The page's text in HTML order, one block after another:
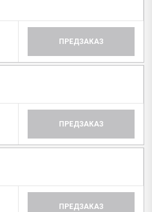
ПРЕДЗАКАЗ
ПРЕДЗАКАЗ
ПРЕДЗАКАЗ